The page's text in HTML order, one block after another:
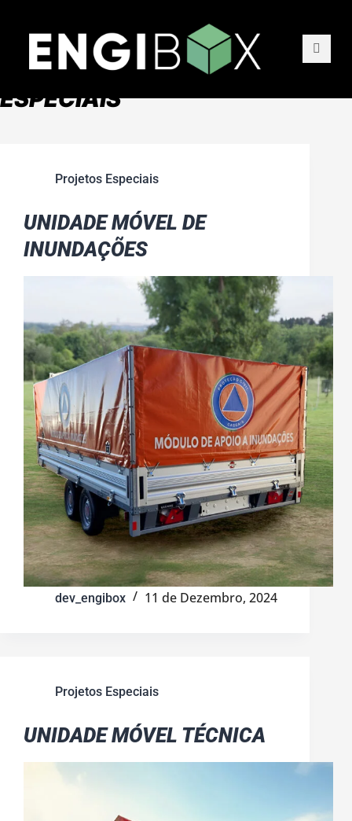
TIPO VEÍCULOPROJETOS
ESPECIAIS
Projetos Especiais
UNIDADE MÓVEL DE
INUNDAÇÕES
dev_engibox 11 de Dezembro, 2024
Projetos Especiais
UNIDADE MÓVEL TÉCNICA